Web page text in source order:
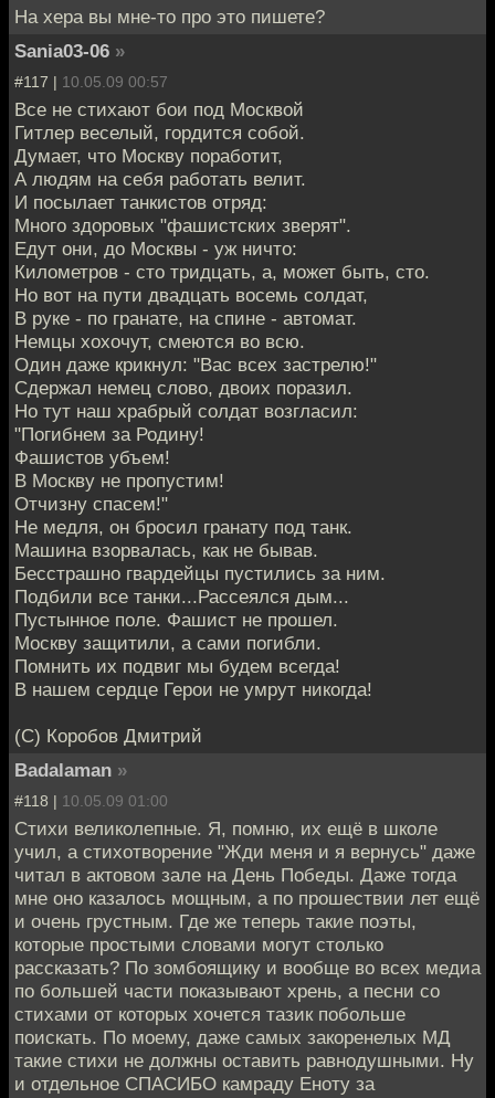
На хера вы мне-то про это пишете?
Sania03-06 »
#117 | 10.05.09 00:57
Все не стихают бои под Москвой
Гитлер веселый, гордится собой.
Думает, что Москву поработит,
А людям на себя работать велит.
И посылает танкистов отряд:
Много здоровых "фашистских зверят".
Едут они, до Москвы - уж ничто:
Километров - сто тридцать, а, может быть, сто.
Но вот на пути двадцать восемь солдат,
В руке - по гранате, на спине - автомат.
Немцы хохочут, смеются во всю.
Один даже крикнул: "Вас всех застрелю!"
Сдержал немец слово, двоих поразил.
Но тут наш храбрый солдат возгласил:
"Погибнем за Родину!
Фашистов убъем!
В Москву не пропустим!
Отчизну спасем!"
Не медля, он бросил гранату под танк.
Машина взорвалась, как не бывав.
Бесстрашно гвардейцы пустились за ним.
Подбили все танки...Рассеялся дым...
Пустынное поле. Фашист не прошел.
Москву защитили, а сами погибли.
Помнить их подвиг мы будем всегда!
В нашем сердце Герои не умрут никогда!
(C) Коробов Дмитрий
Badalaman »
#118 | 10.05.09 01:00
Стихи великолепные. Я, помню, их ещё в школе
учил, а стихотворение "Жди меня и я вернусь" даже
читал в актовом зале на День Победы. Даже тогда
мне оно казалось мощным, а по прошествии лет ещё
и очень грустным. Где же теперь такие поэты,
которые простыми словами могут столько
рассказать? По зомбоящику и вообще во всех медиа
по большей части показывают хрень, а песни со
стихами от которых хочется тазик побольше
поискать. По моему, даже самых закоренелых МД
такие стихи не должны оставить равнодушными. Ну
и отдельное СПАСИБО камраду Еноту за